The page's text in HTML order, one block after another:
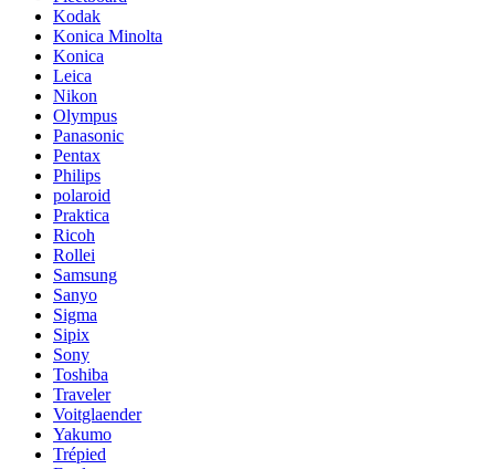
Kodak
Konica Minolta
Konica
Leica
Nikon
Olympus
Panasonic
Pentax
Philips
polaroid
Praktica
Ricoh
Rollei
Samsung
Sanyo
Sigma
Sipix
Sony
Toshiba
Traveler
Voitglaender
Yakumo
Trépied